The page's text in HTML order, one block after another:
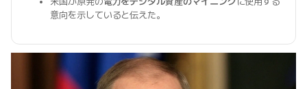
意向を示していると伝えた。